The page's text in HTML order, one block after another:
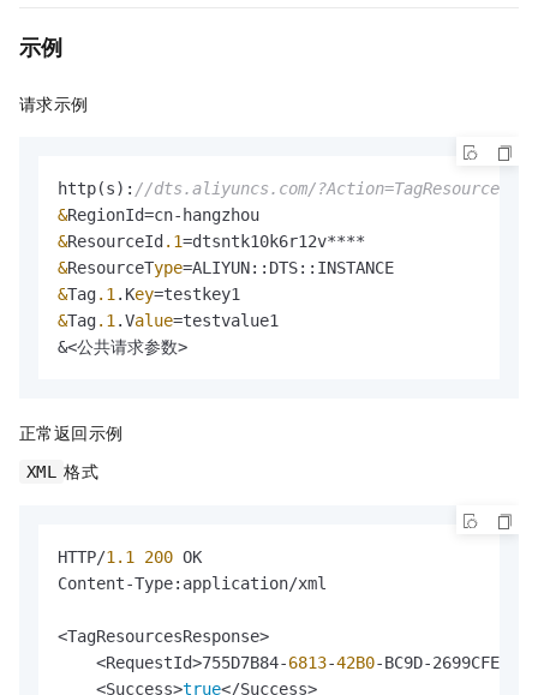
示例
请求示例
http(s): //dts.aliyuncs.com/?Action=TagResources
&
&ResourceId.1
&ResourceType=
&Tag.1 .Key=
&Tag.1 .Value=testvalue1
&<公共请求参数>
正常返回示例
XML 格式
HTTP/1.1 200 OK
Content-Type:application/xml
<TagResourcesResponse>
    <RequestId>755D7B84-
6813-42B0-BC9D-
    <Success>
true</Success>